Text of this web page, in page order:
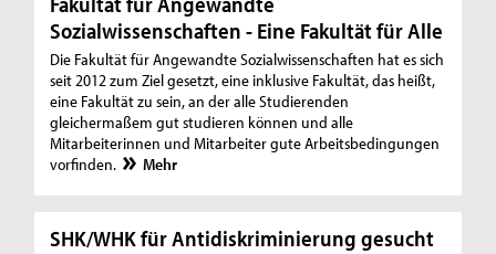
Sozialwissenschaften - Eine Fakultät für Alle
Die Fakultät für Angewandte Sozialwissenschaften hat es sich
seit 2012 zum Ziel gesetzt, eine inklusive Fakultät, das heißt,
eine Fakultät zu sein, an der alle Studierenden
gleichermaßem gut studieren können und alle
Mitarbeiterinnen und Mitarbeiter gute Arbeitsbedingungen
vorfinden.
Mehr
SHK/WHK für Antidiskriminierung gesucht